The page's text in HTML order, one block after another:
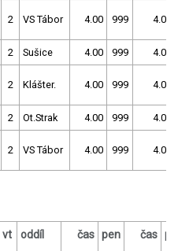
2 VS Tábor 4.00 999 4.00
2 Sušice 4.00 999 4.00
2 Klášter. 4.00 999 4.00
2 Ot.Strak 4.00 999 4.00
2 VS Tábor 4.00 999 4.00
vt oddíl čas pen čas